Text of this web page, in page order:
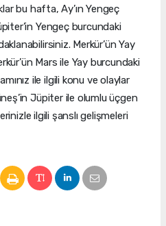
bu hafta, Ay’ın Yengeç
Yengeç burcundaki
Merkür’ün Yay
Mars ile Yay burcundaki
ile ilgili konu ve olaylar
Jüpiter ile olumlu üçgen
ilgili şanslı gelişmeleri